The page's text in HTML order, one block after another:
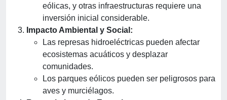
eólicas, y otras infraestructuras requiere una
inversión inicial considerable.
Impacto Ambiental y Social:
Las represas hidroeléctricas pueden afectar
ecosistemas acuáticos y desplazar
comunidades.
Los parques eólicos pueden ser peligrosos para
aves y murciélagos.